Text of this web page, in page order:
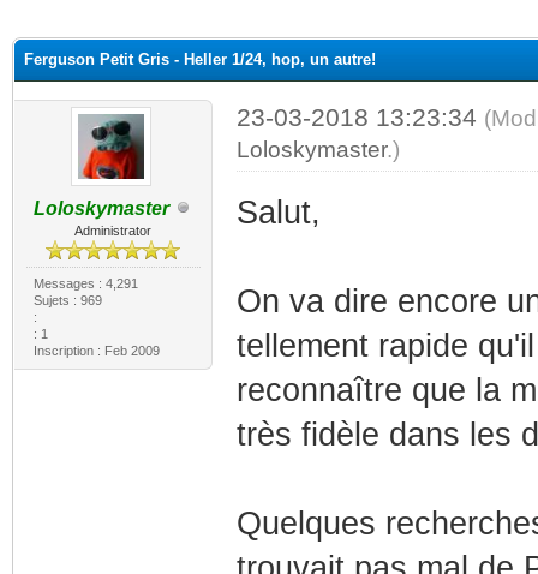
Ferguson Petit Gris - Heller 1/24, hop, un autre!
Loloskymaster
Administrator
Messages : 4,291
Sujets : 969
:
: 1
Inscription : Feb 2009
23-03-2018 13:23:34
Loloskymaster.)
Salut,
On va dire encore
tellement rapide
reconnaître que la
très fidèle dans les
Quelques